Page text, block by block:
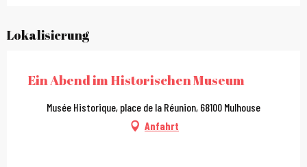
Lokalisierung
Ein Abend im Historischen Museum
Musée Historique, place de la Réunion, 68100 Mulhouse
Anfahrt